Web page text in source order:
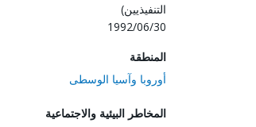
التنفيذيين)
1992/06/30
المنطقة
أوروبا وآسيا الوسطى
المخاطر البيئية والاجتماعية